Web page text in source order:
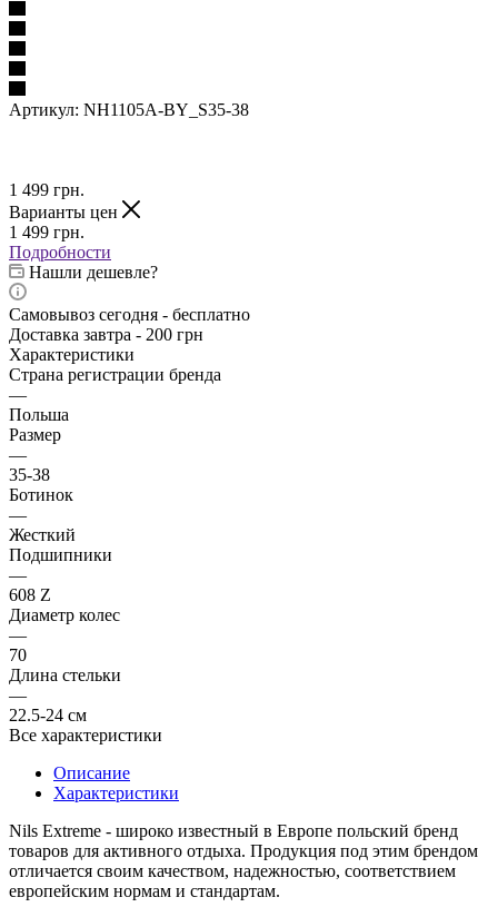
Артикул: NH1105A-BY_S35-38
1 499 грн.
Варианты цен
1 499 грн.
Подробности
Нашли дешевле?
Самовывоз сегодня - бесплатно
Доставка завтра - 200 грн
Характеристики
Страна регистрации бренда
—
Польша
Размер
—
35-38
Ботинок
—
Жесткий
Подшипники
—
608 Z
Диаметр колес
—
70
Длина стельки
—
22.5-24 см
Все характеристики
Описание
Характеристики
Nils Extreme - широко известный в Европе польский бренд
товаров для активного отдыха. Продукция под этим брендом
отличается своим качеством, надежностью, соответствием
европейским нормам и стандартам.